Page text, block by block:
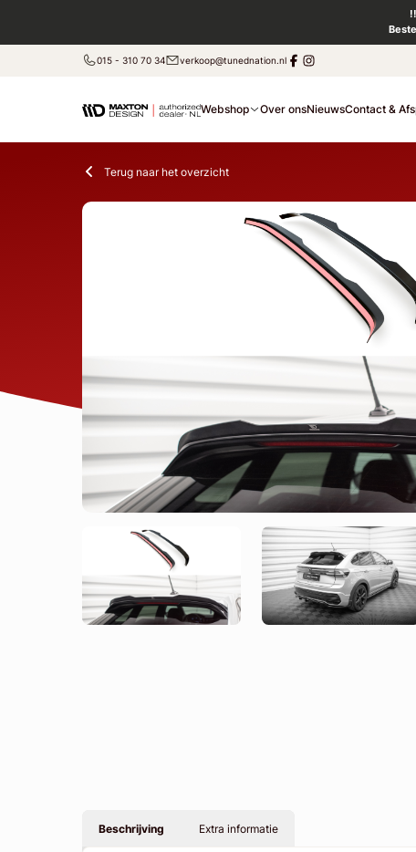
015 - 310 70 34 verkoop@tunednation.nl
Webshop Over onsNieuwsContact &
Terug naar het overzicht
Beschrijving Extra informatie